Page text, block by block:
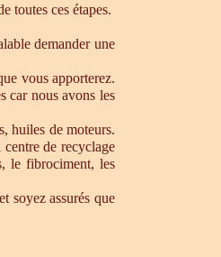
toutes ces étapes.
demander une
vous apporterez.
car nous avons les
huiles de moteurs.
de recyclage
le fibrociment, les
soyez assurés que